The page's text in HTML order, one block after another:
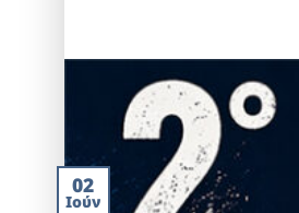
02
Ιούν